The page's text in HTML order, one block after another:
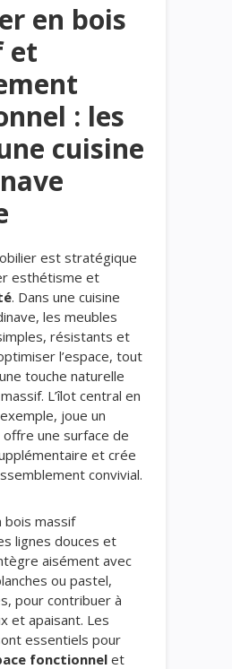
en bois
et
: les
cuisine
est stratégique
esthétisme et
. Dans une cuisine
les meubles
résistants et
l’espace, tout
touche naturelle
L’îlot central en
joue un
offre une surface de
et crée
convivial.
bois massif
lignes douces et
aisément avec
ou pastel,
pour contribuer à
et apaisant. Les
essentiels pour
fonctionnel et